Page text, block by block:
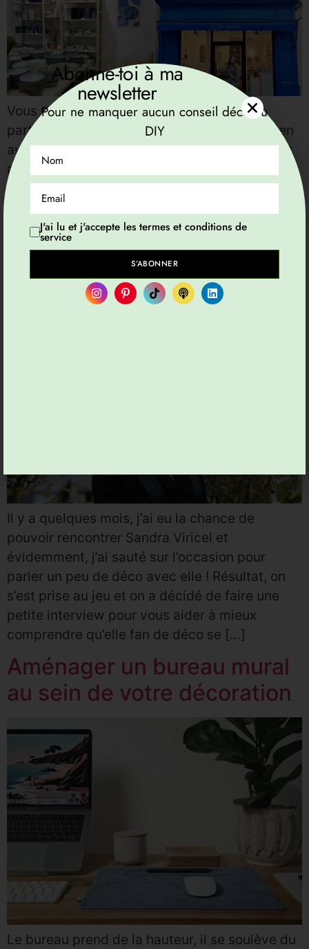
Vous vous souvenez de Céladon ? Mon
partenaire pour l’année que j’avais déjà mis en
avant le temps d’un brunch… Je suis de retour
avec de nouvelles informations et surtout une
interview inédite de la créatrice de ce concept.
J’ai eu la chance d’échanger avec Amélie, qui
nous raconte au fil des questions comment elle
Sandra Viricel délivre la
recette de sa déco préférée
Il y a quelques mois, j’ai eu la chance de
pouvoir rencontrer Sandra Viricel et
évidemment, j’ai sauté sur l’occasion pour
parler un peu de déco avec elle ! Résultat, on
s’est prise au jeu et on a décidé de faire une
petite interview pour vous aider à mieux
comprendre qu’elle fan de déco se […]
Aménager un bureau mural
au sein de votre décoration
Le bureau prend de la hauteur, il se soulève du
Abonne-toi à ma
newsletter
Pour ne manquer aucun conseil déco ou
DIY
J'ai lu et j'accepte les termes et conditions de
service
S’ABONNER